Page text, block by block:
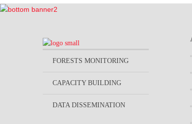
FORESTS MONITORING
CAPACITY BUILDING
DATA DISSEMINATION